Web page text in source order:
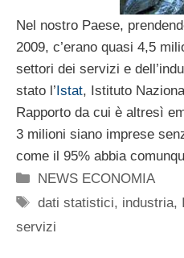
Nel nostro Paese,
2009, c’erano quasi 4,5
settori dei servizi e
stato l’Istat, Istituto
Rapporto da cui è altresì
3 milioni siano imprese
come il 95% abbia
Categorie
NEWS ECONOMIA
Tag
dati statistici, industria,
servizi